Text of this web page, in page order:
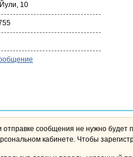
10
отправке сообщения не нужно
переписку вы сможете внутри портала в